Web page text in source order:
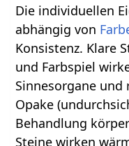
Die individuellen
abhängig von
Konsistenz. Klare
und Farbspiel
Sinnesorgane
Opake
Behandlung
Steine wirken